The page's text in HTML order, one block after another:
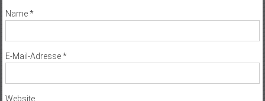
Name*
E-Mail-Adresse*
Website